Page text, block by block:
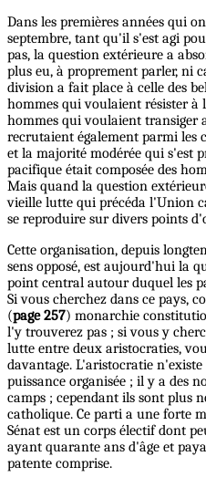
Dans les premières années qui
septembre, tant qu'il s'est agi
pas, la question extérieure a
plus eu, à proprement parler, ni
division a fait place à celle des
hommes qui voulaient résister à
hommes qui voulaient transiger
recrutaient également parmi les
et la majorité modérée qui s'est
pacifique était composée des
Mais quand la question
vieille lutte qui précéda l'Union
se reproduire sur divers points
Cette organisation, depuis
sens opposé, est aujourd'hui la
point central autour duquel les
Si vous cherchez dans ce pays,
(page 257) monarchie
l'y trouverez pas ; si vous y
lutte entre deux aristocraties,
davantage. L'aristocratie
puissance organisée ; il y a des
camps ; cependant ils sont plus
catholique. Ce parti a une forte
Sénat est un corps électif dont
ayant quarante ans d'âge et
patente comprise.